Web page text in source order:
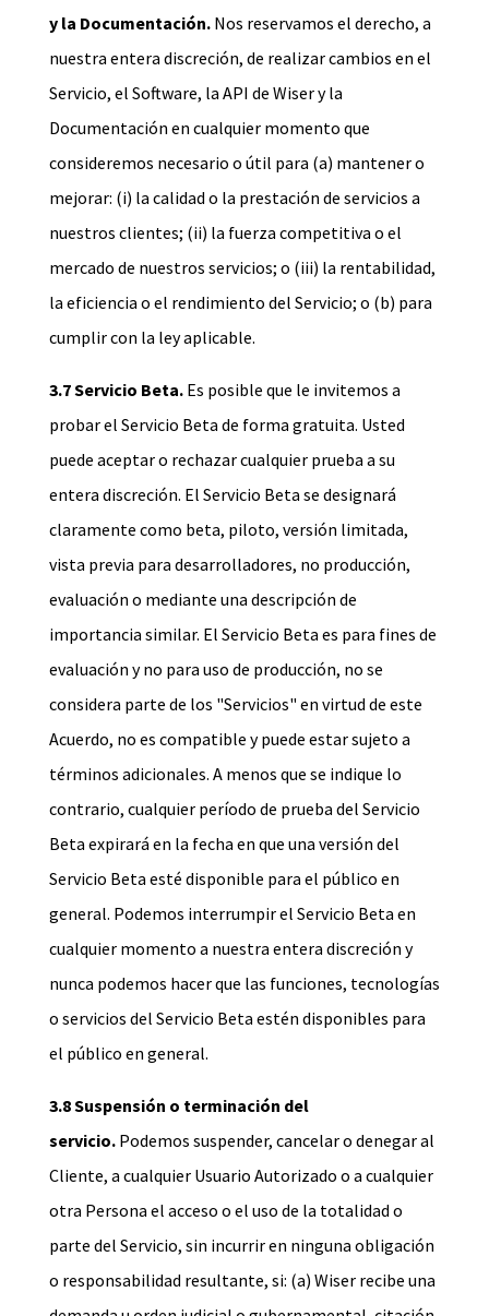
y la Documentación. Nos reservamos el derecho, a
nuestra entera discreción, de realizar cambios en el
Servicio, el Software, la API de Wiser y la
Documentación en cualquier momento que
consideremos necesario o útil para (a) mantener o
mejorar: (i) la calidad o la prestación de servicios a
nuestros clientes; (ii) la fuerza competitiva o el
mercado de nuestros servicios; o (iii) la rentabilidad,
la eficiencia o el rendimiento del Servicio; o (b) para
cumplir con la ley aplicable.
3.7 Servicio Beta. Es posible que le invitemos a
probar el Servicio Beta de forma gratuita. Usted
puede aceptar o rechazar cualquier prueba a su
entera discreción. El Servicio Beta se designará
claramente como beta, piloto, versión limitada,
vista previa para desarrolladores, no producción,
evaluación o mediante una descripción de
importancia similar. El Servicio Beta es para fines de
evaluación y no para uso de producción, no se
considera parte de los "Servicios" en virtud de este
Acuerdo, no es compatible y puede estar sujeto a
términos adicionales. A menos que se indique lo
contrario, cualquier período de prueba del Servicio
Beta expirará en la fecha en que una versión del
Servicio Beta esté disponible para el público en
general. Podemos interrumpir el Servicio Beta en
cualquier momento a nuestra entera discreción y
nunca podemos hacer que las funciones, tecnologías
o servicios del Servicio Beta estén disponibles para
el público en general.
3.8 Suspensión o terminación del
servicio. Podemos suspender, cancelar o denegar al
Cliente, a cualquier Usuario Autorizado o a cualquier
otra Persona el acceso o el uso de la totalidad o
parte del Servicio, sin incurrir en ninguna obligación
o responsabilidad resultante, si: (a) Wiser recibe una